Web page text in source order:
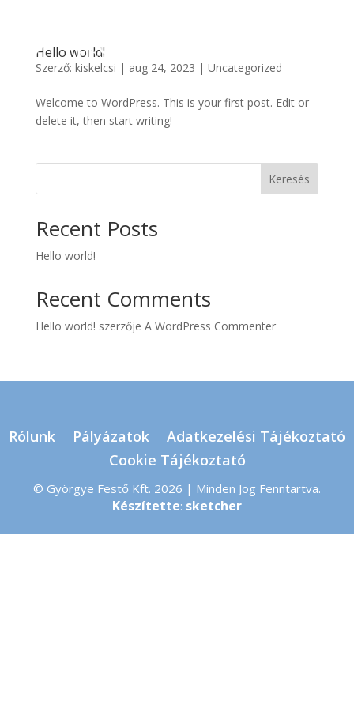
Hello world!
Szerző: kiskelcsi | aug 24, 2023 | Uncategorized
Welcome to WordPress. This is your first post. Edit or
delete it, then start writing!
Keresés
Recent Posts
Hello world!
Recent Comments
Hello world! szerzője A WordPress Commenter
Rólunk Pályázatok
Adatkezelési Tájékoztató
Cookie Tájékoztató
© Györgye Festő Kft. 2026 | Minden Jog Fenntartva.
Készítette: sketcher